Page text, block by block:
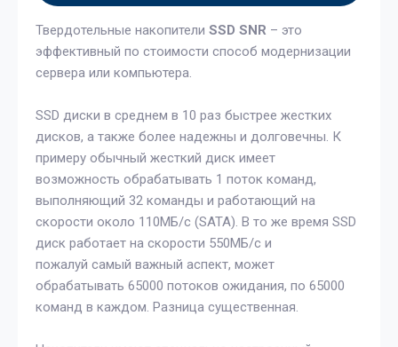
Твердотельные накопители SSD SNR – это
эффективный по стоимости способ модернизации
сервера или компьютера.
SSD диски в среднем в 10 раз быстрее жестких
дисков, а также более надежны и долговечны. К
примеру обычный жесткий диск имеет
возможность обрабатывать 1 поток команд,
выполняющий 32 команды и работающий на
скорости около 110МБ/с (SATA). В то же время SSD
диск работает на скорости 550МБ/с и
пожалуй самый важный аспект, может
обрабатывать 65000 потоков ожидания, по 65000
команд в каждом. Разница существенная.